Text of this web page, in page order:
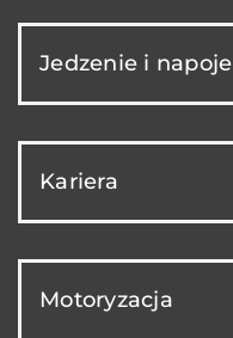
Jedzenie i napoje
Kariera
Motoryzacja